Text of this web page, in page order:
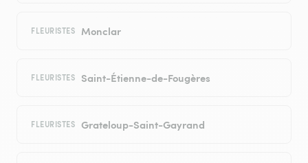
FLEURISTES Monclar
FLEURISTES Saint-Étienne-de-Fougères
FLEURISTES Grateloup-Saint-Gayrand